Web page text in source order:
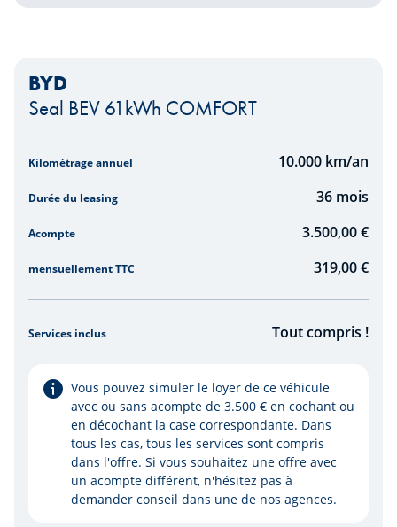
BYD
Seal BEV 61kWh COMFORT
Kilométrage annuel 10.000 km/an
Durée du leasing 36 mois
Acompte 3.500,00 €
mensuellement TTC 319,00€
Services inclus Tout compris !
Vous pouvez simuler le loyer de ce véhicule
avec ou sans acompte de 3.500 € en cochant ou
en décochant la case correspondante. Dans
tous les cas, tous les services sont compris
dans l'offre. Si vous souhaitez une offre avec
un acompte différent, n'hésitez pas à
demander conseil dans une de nos agences.